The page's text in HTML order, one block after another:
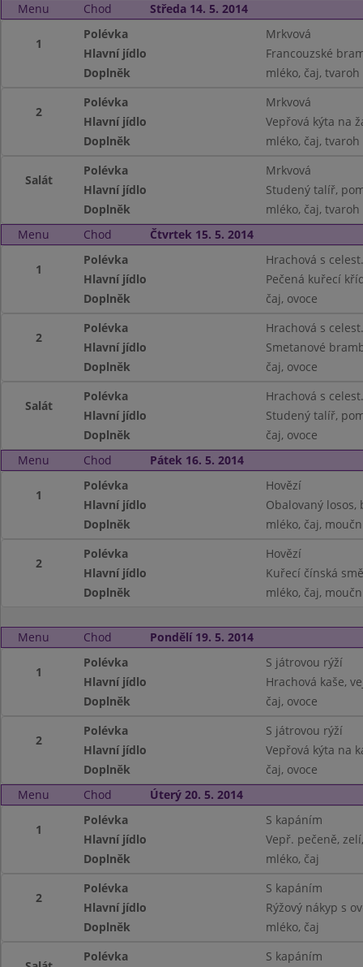
Menu
Chod Středa 14. 5. 2014
1
Polévka
Mrkvová
Hlavní jídlo
Francouzské
Doplněk
mléko, čaj, tvaroh
2
Polévka
Mrkvová
Hlavní jídlo
Vepřová kýta na
Doplněk
mléko, čaj, tvaroh
Salát
Polévka
Mrkvová
Hlavní jídlo
Studený talíř,
Doplněk
mléko, čaj, tvaroh
Menu
Chod Čtvrtek 15. 5. 2014
1
Polévka
Hrachová s
Hlavní jídlo
Pečená kuřecí
Doplněk
čaj, ovoce
2
Polévka
Hrachová s
Hlavní jídlo
Smetanové
Doplněk
čaj, ovoce
Salát
Polévka
Hrachová s
Hlavní jídlo
Studený talíř,
Doplněk
čaj, ovoce
Menu
Chod Pátek 16. 5. 2014
1
Polévka
Hovězí
Hlavní jídlo
Obalovaný losos,
Doplněk
mléko, čaj,
2
Polévka
Hovězí
Hlavní jídlo
Kuřecí čínská
Doplněk
mléko, čaj,
Menu Chod Pondělí 19. 5. 2014
1
Polévka
S játrovou rýží
Hlavní jídlo
Hrachová kaše,
Doplněk
čaj, ovoce
2
Polévka
S játrovou rýží
Hlavní jídlo
Vepřová kýta na
Doplněk
čaj, ovoce
Menu
Chod Úterý 20. 5. 2014
1
Polévka
S kapáním
Hlavní jídlo
Vepř. pečeně,
Doplněk
mléko, čaj
2
Polévka
S kapáním
Hlavní jídlo
Rýžový nákyp s
Doplněk
mléko, čaj
Polévka S kapáním